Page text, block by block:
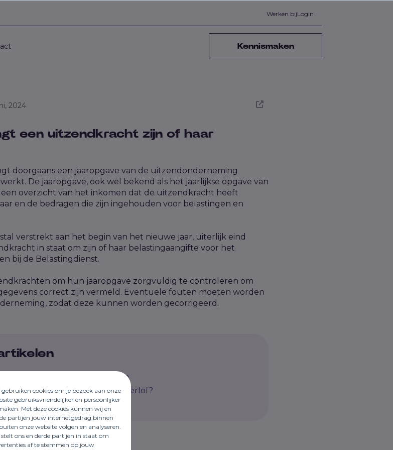
cookies om je bezoek aan onze
gebruiksvriendelijker en persoonlijker
Met deze cookies kunnen wij en
partijen jouw internetgedrag binnen
onze website volgen en analyseren.
ons en derde partijen in staat om
af te stemmen op jouw
Werken bijLogin
Kennismaken
2024
een uitzendkracht zijn of haar
doorgaans een jaaropgave van de uitzendonderneming
De jaaropgave, ook wel bekend als het jaarlijkse opgave van
een overzicht van het inkomen dat de uitzendkracht heeft
en de bedragen die zijn ingehouden voor belastingen en
verstrekt aan het begin van het nieuwe jaar, uiterlijk eind
in staat om zijn of haar belastingaangifte voor het
bij de Belastingdienst.
om hun jaaropgave zorgvuldig te controleren om
correct zijn vermeld. Eventuele fouten moeten worden
zodat deze kunnen worden gecorrigeerd.
inlenersbeloning?
recht op bijzonder verlof?
recht op reiskosten?